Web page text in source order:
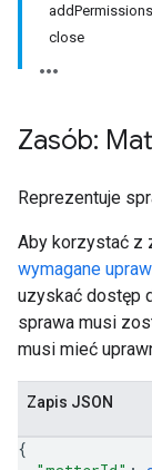
addPermissions
close
Zasób:
Reprezentuje
Aby korzystać z
wymagane
uzyskać dostęp
sprawa musi
musi mieć
Zapis JSON
{